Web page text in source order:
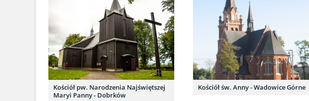
Kościół pw. Narodzenia Najświętszej
Maryi Panny - Dobrków
Kościół św. Anny - Wadowice Górne